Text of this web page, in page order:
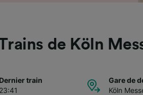
de Köln
Dernier train
23:41
Gare de
Köln